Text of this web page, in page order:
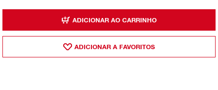
ADICIONAR AO CARRINHO
ADICIONAR A FAVORITOS